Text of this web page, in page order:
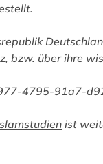
bzw. über ihre
4795-91a7-
ist